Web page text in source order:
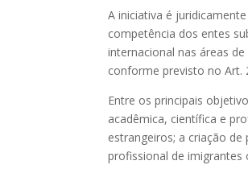
A iniciativa é
competência dos entes
internacional nas áreas
conforme previsto no Art.
Entre os principais
acadêmica, científica e
estrangeiros; a criação
profissional de imigrantes